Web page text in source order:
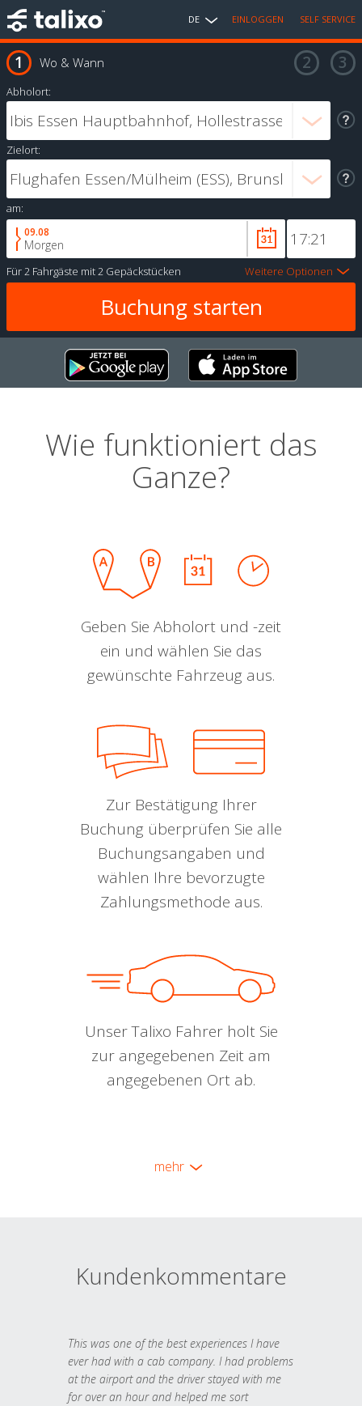
DE EINLOGGEN SELF SERVICE
Wo & Wann
Abholort:
Zielort:
am:
09.08
Morgen
Für2 Fahrgäste mit2 Gepäckstücken Weitere Optionen
Wie funktioniert das
Ganze?
Geben Sie Abholort und -zeit
ein und wählen Sie das
gewünschte Fahrzeug aus.
Zur Bestätigung Ihrer
Buchung überprüfen Sie alle
Buchungsangaben und
wählen Ihre bevorzugte
Zahlungsmethode aus.
Unser Talixo Fahrer holt Sie
zur angegebenen Zeit am
angegebenen Ort ab.
mehr
Kundenkommentare
This was one of the best experiences I have
ever had with a cab company. I had problems
at the airport and the driver stayed with me
for over an hour and helped me sort